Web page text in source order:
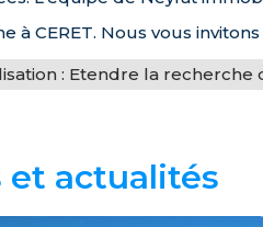
CERET. Nous vous
: Etendre la recherche
et actualités